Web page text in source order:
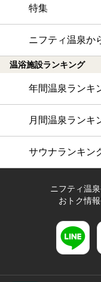
特集
ニフティ温泉か
温浴施設ランキング
年間温泉ランキ
月間温泉ランキ
サウナランキン
ニフティ温
おトク情